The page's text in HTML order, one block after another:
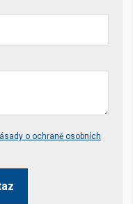
o ochraně osobních